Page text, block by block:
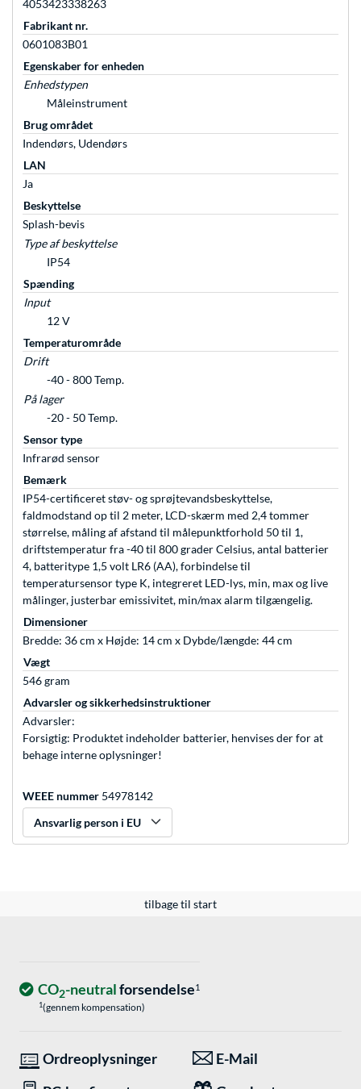
4053423338263
Fabrikant nr.
0601083B01
Egenskaber for enheden
Enhedstypen
Måleinstrument
Brug området
Indendørs, Udendørs
LAN
Ja
Beskyttelse
Splash-bevis
Type af beskyttelse
IP54
Spænding
Input
12 V
Temperaturområde
Drift
-40 - 800 Temp.
På lager
-20 - 50 Temp.
Sensor type
Infrarød sensor
Bemærk
IP54-certificeret støv- og sprøjtevandsbeskyttelse,
faldmodstand op til 2 meter, LCD-skærm med 2,4 tommer
størrelse, måling af afstand til målepunktforhold 50 til 1,
driftstemperatur fra -40 til 800 grader Celsius, antal batterier
4, batteritype 1,5 volt LR6 (AA), forbindelse til
temperatursensor type K, integreret LED-lys, min, max og live
målinger, justerbar emissivitet, min/max alarm tilgængelig.
Dimensioner
Bredde: 36 cm x Højde: 14 cm x Dybde/længde: 44 cm
Vægt
546 gram
Advarsler og sikkerhedsinstruktioner
Advarsler:
Forsigtig: Produktet indeholder batterier, henvises der for at
behage interne oplysninger!
WEEE nummer 54978142
Ansvarlig person i EU
tilbage til start
CO2-neutralforsendelse1
1(gennem kompensation)
Ordreoplysninger
E-Mail